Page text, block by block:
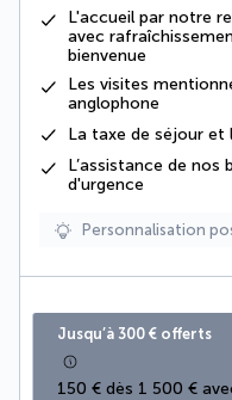
L'accueil par notre
avec
bienvenue
Les visites
anglophone
La taxe de séjour et
L’assistance de nos
d'urgence
Personnalisation
Jusqu’à 300 € offerts
150 € dès 1 500 €